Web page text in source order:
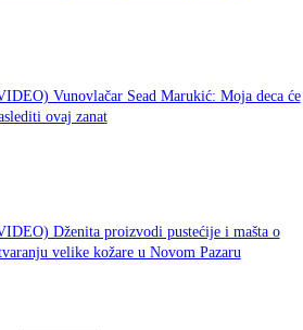
Vunovlačar Sead Marukić: Moja deca će
ovaj zanat
Dženita proizvodi pustećije i mašta o
velike kožare u Novom Pazaru